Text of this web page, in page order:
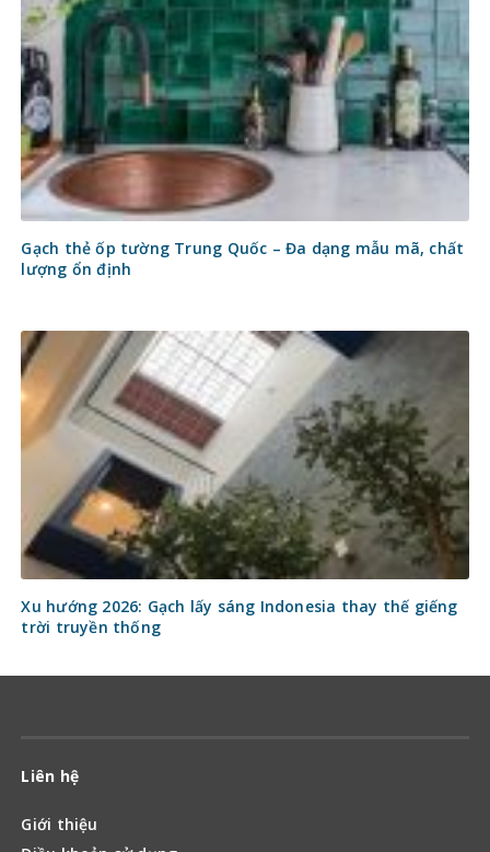
Gạch thẻ ốp tường Trung Quốc – Đa dạng mẫu mã, chất
lượng ổn định
Xu hướng 2026: Gạch lấy sáng Indonesia thay thế giếng
trời truyền thống
Liên hệ
Giới thiệu